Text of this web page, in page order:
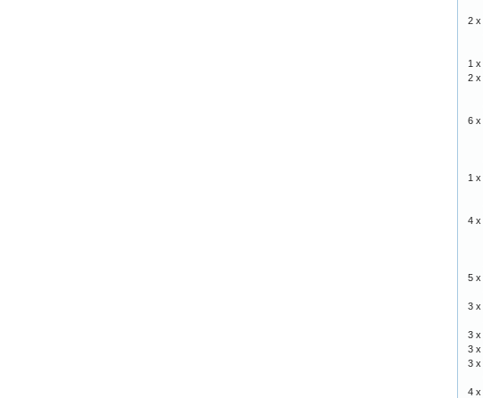
2 x
1 x
2 x
6 x
1 x
4 x
5 x
3 x
3 x
3 x
3 x
4 x